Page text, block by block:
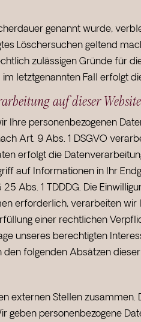
genannt wurde,
Löschersuchen geltend
zulässigen Gründe für
letztgenannten Fall erfolgt
auf dieser Website
personenbezogenen
Art. 9 Abs. 1 DSGVO
erfolgt die
auf Informationen in Ihr
Abs. 1 TDDDG. Die
erforderlich, verarbeiten wir
einer rechtlichen
unseres berechtigten
folgenden Absätzen
externen Stellen
personenbezogene